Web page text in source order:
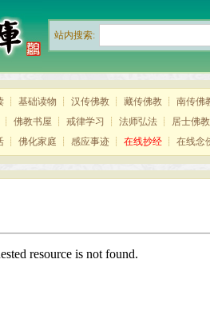
站内搜索:
┊ 基础读物 ┊ 汉传佛教 ┊ 藏传佛教 ┊ 南传佛
┊ 佛教书屋 ┊ 戒律学习 ┊ 法师弘法 ┊ 居士佛教
┊ 佛化家庭 ┊ 感应事迹 ┊ 在线抄经 ┊ 在线念